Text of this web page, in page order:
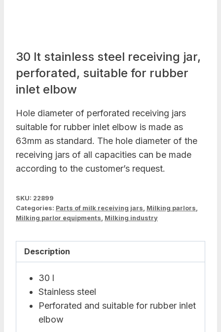
30 lt stainless steel receiving jar,
perforated, suitable for rubber
inlet elbow
Hole diameter of perforated receiving jars
suitable for rubber inlet elbow is made as
63mm as standard. The hole diameter of the
receiving jars of all capacities can be made
according to the customer’s request.
SKU: 22899
Categories: Parts of milk receiving jars, Milking parlors,
Milking parlor equipments, Milking industry
Description
30 l
Stainless steel
Perforated and suitable for rubber inlet
elbow